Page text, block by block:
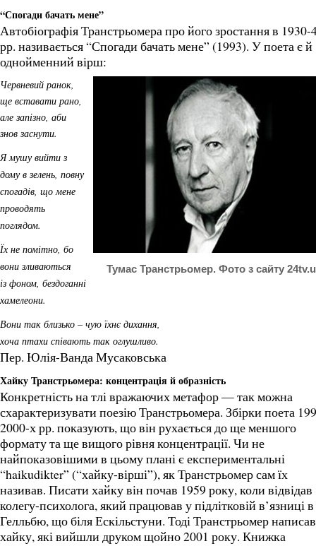
“Спогади бачать мене”
Автобіографія Транстрьомера про його зростання в 1930-
рр. називається “Спогади бачать мене” (1993). У поета є й
однойменний вірш:
Тумас Транстрьомер. Фото з сайту
Червневий ранок,
ще вставати рано,
але запізно, аби
знов заснути.
Я мушу вийти з
дому в зелень, повну
спогадів, що мене
проводять
поглядом.
Їх не помітно, бо
вони зливаються
із фоном, бездоганні
хамелеони.
Вони так близько – чую їхнє дихання,
хоча птахи співають так оглушливо.
Пер. Юлія-Ванда Мусаковська
Хайку Транстрьомера: концентрація й образність
Конкретність на тлі вражаючих метафор — так можна
схарактеризувати поезію Транстрьомера. Збірки поета
2000-х рр. показують, що він рухається до ще меншого
формату та ще вищого рівня концентрації. Чи не
найпоказовішими в цьому плані є експериментальні
“haikudikter” (“хайку-вірші”), як Транстрьомер сам їх
називав. Писати хайку він почав 1959 року, коли відвідав
колегу-психолога, який працював у підлітковій в’язниці в
Гелльбю, що біля Ескільстуни. Тоді Транстрьомер
хайку, які вийшли друком щойно 2001 року. Книжка